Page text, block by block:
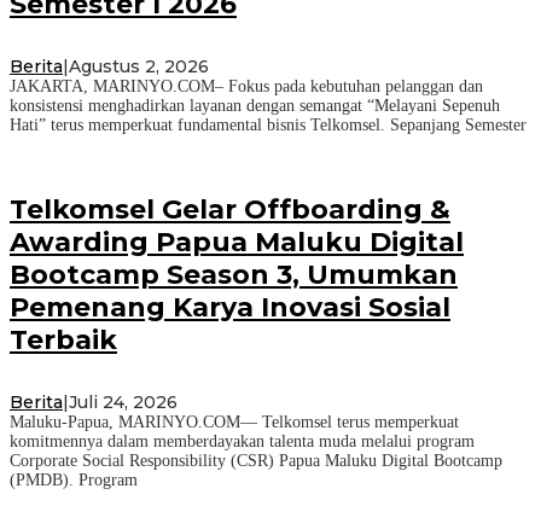
Berita Agustus 2, 2026
JAKARTA, MARINYO.COM– Fokus pada kebutuhan pelanggan dan
konsistensi menghadirkan layanan dengan semangat “Melayani Sepenuh
Hati” terus memperkuat fundamental bisnis Telkomsel. Sepanjang Semester
Telkomsel Gelar Offboarding &
Awarding Papua Maluku Digital
Bootcamp Season 3, Umumkan
Pemenang Karya Inovasi Sosial
Terbaik
Berita|Juli 24, 2026
Maluku-Papua, MARINYO.COM— Telkomsel terus memperkuat
komitmennya dalam memberdayakan talenta muda melalui program
Corporate Social Responsibility (CSR) Papua Maluku Digital Bootcamp
(PMDB). Program